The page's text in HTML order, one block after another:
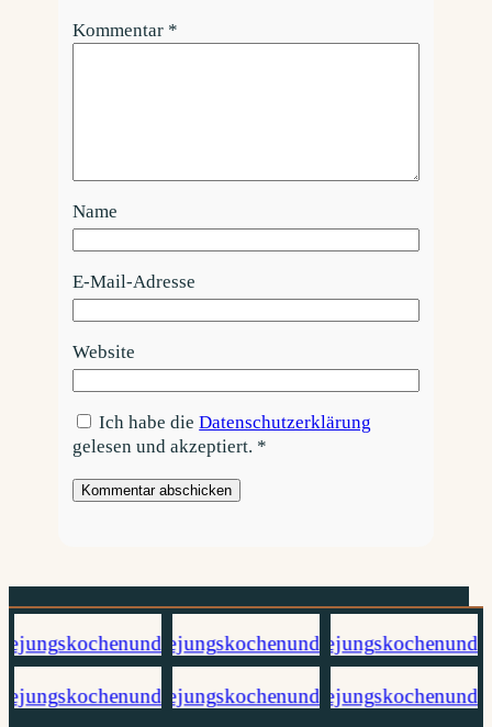
Kommentar *
Name
E-Mail-Adresse
Website
Ich habe dieDatenschutzerklärung
gelesen und akzeptiert. *